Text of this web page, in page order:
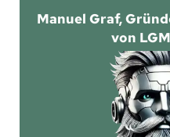
Manuel Graf,
von